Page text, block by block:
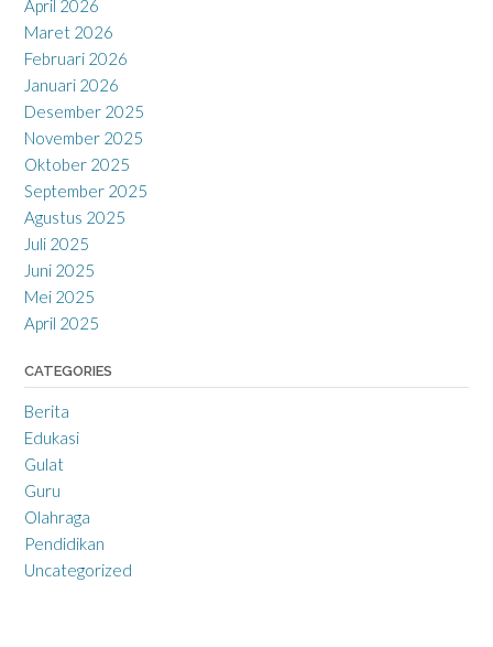
April 2026
Maret 2026
Februari 2026
Januari 2026
Desember 2025
November 2025
Oktober 2025
September 2025
Agustus 2025
Juli 2025
Juni 2025
Mei 2025
April 2025
CATEGORIES
Berita
Edukasi
Gulat
Guru
Olahraga
Pendidikan
Uncategorized